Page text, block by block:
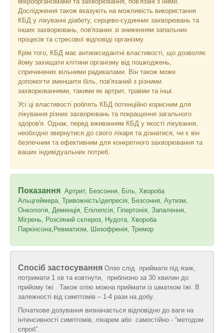
Дослідження також вказують на можливість використання
КБД у лікуванні діабету, серцево-судинних захворювань та
інших захворювань, пов'язаних зі зниженням запальних
процесів та стресової відповіді організму.
Крім того, КБД має антиоксидантні властивості, що дозволяє
йому захищати клітини організму від пошкоджень,
спричинених вільними радикалами. Він також може
допомогти зменшити біль, пов'язаний з різними
захворюваннями, такими як артрит, травми та інші.
Усі ці властивості роблять КБД потенційно корисним для
лікування різних захворювань та покращення загального
здоров'я. Однак, перед вживанням КБД у якості лікування,
необхідно звернутися до свого лікаря та дізнатися, чи є він
безпечним та ефективним для конкретного захворювання та
ваших індивідуальних потреб.
Показання Артрит, Безсоння, Біль, Хвороба
Альцгеймера, Тривожність\депресія, Безсоння, Аутизм,
Онкологія, Деменція, Епілепсія, Гіпертонія, Запалення,
Мігрень, Розсіяний склероз, Нудота, Хвороба
Паркінсона,Ревматизм, Шизофренія, Тремор
Спосіб застосування Олію слід приймати під язик,
потримати 1 хв та ковтнути, приблизно за 30 хвилин до
прийому їжі . Також олію можна приймати із шматком їжі. В
залежності від симптомів – 1-4 рази на добу.
Початкове дозування визначається відповідно до ваги на
інтенсивності симптомів, лікарем або самостійно - “методом
спроб”.